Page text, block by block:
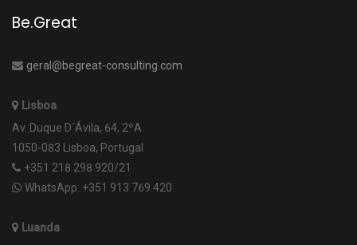
Be.Great
geral@begreat-consulting.com
Lisboa
Av. Duque D´Ávila, 64, 2ºA
1050-083 Lisboa, Portugal
+351 218 298 920/21
WhatsApp: +351 913 769 420
Luanda